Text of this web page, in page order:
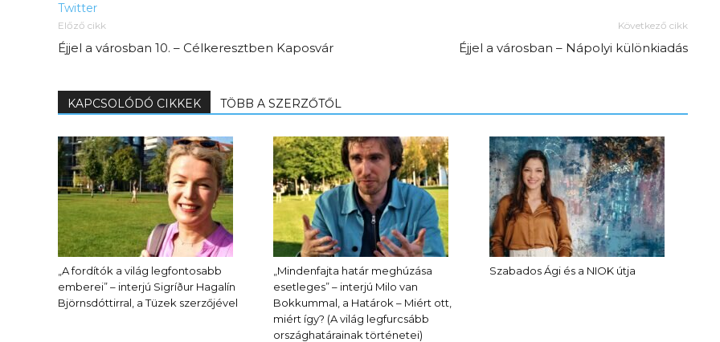
Twitter
Előző cikk
Éjjel a városban 10. – Célkeresztben Kaposvár
Következő cikk
Éjjel a városban – Nápolyi különkiadás
KAPCSOLÓDÓ CIKKEK TÖBB A SZERZŐTŐL
„A fordítók a világ legfontosabb
emberei” – interjú Sigríður Hagalín
Björnsdóttirral, a Tüzek szerzőjével
„Mindenfajta határ meghúzása
esetleges” – interjú Milo van
Bokkummal, a Határok – Miért ott,
miért így? (A világ legfurcsább
országhatárainak történetei)
Szabados Ági és a NIOK útja